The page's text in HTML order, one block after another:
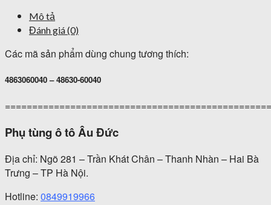
Mô tả
Đánh giá (0)
Các mã sản phẩm dùng chung tương thích:
4863060040 – 48630-60040
Phụ tùng ô tô Âu Đức
Địa chỉ: Ngõ 281 – Trần Khát Chân – Thanh Nhàn – Hai Bà
Trưng – TP Hà Nội.
Hotline: 0849919966